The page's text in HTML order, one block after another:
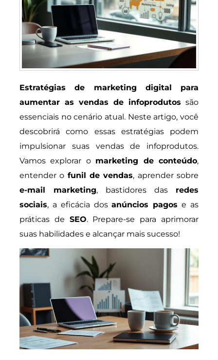
Estratégias de marketing digital para
aumentar as vendas de infoprodutos são
essenciais no cenário atual. Neste artigo, você
descobrirá como essas estratégias podem
impulsionar suas vendas de infoprodutos.
Vamos explorar o marketing de conteúdo,
entender o funil de vendas, aprender sobre
e-mail marketing, bastidores das redes
sociais, a eficácia dosanúncios pagos e as
práticas de SEO. Prepare-se para aprimorar
suas habilidades e alcançar mais sucesso!